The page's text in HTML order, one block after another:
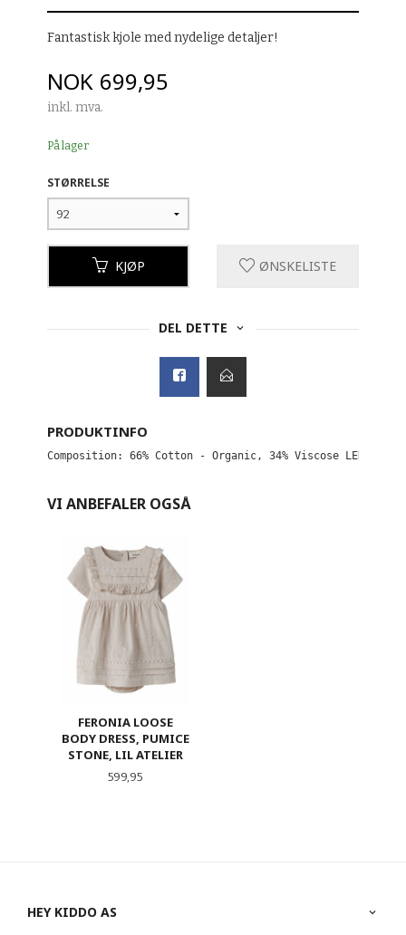
Fantastisk kjole med nydelige detaljer!
Pris
NOK 699,95
inkl. mva.
På lager
STØRRELSE
KJØP ØNSKELISTE
DEL DETTE
PRODUKTINFO
Composition: 66% Cotton - Organic, 34% Viscose
VI ANBEFALER OGSÅ
FERONIA LOOSE
BODY DRESS, PUMICE
STONE, LIL ATELIER
Pris
599,95
HEY KIDDO AS